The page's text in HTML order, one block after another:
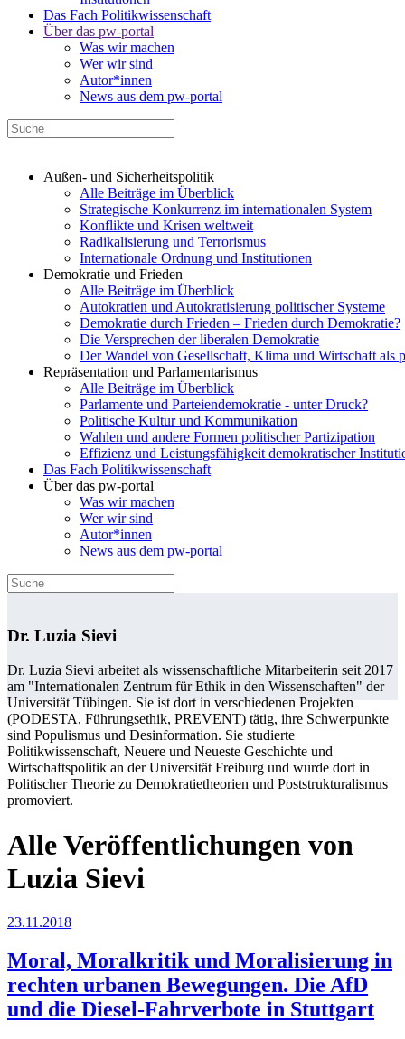
Das Fach Politikwissenschaft
Über das pw-portal
Was wir machen
Wer wir sind
Autor*innen
News aus dem pw-portal
Außen- und Sicherheitspolitik
Alle Beiträge im Überblick
Strategische Konkurrenz im internationalen System
Konflikte und Krisen weltweit
Radikalisierung und Terrorismus
Internationale Ordnung und Institutionen
Demokratie und Frieden
Alle Beiträge im Überblick
Autokratien und Autokratisierung politischer Systeme
Demokratie durch Frieden – Frieden durch Demokratie?
Die Versprechen der liberalen Demokratie
Der Wandel von Gesellschaft, Klima und Wirtschaft als
Repräsentation und Parlamentarismus
Alle Beiträge im Überblick
Parlamente und Parteiendemokratie - unter Druck?
Politische Kultur und Kommunikation
Wahlen und andere Formen politischer Partizipation
Effizienz und Leistungsfähigkeit demokratischer
Das Fach Politikwissenschaft
Über das pw-portal
Was wir machen
Wer wir sind
Autor*innen
News aus dem pw-portal
Dr. Luzia Sievi
Dr. Luzia Sievi arbeitet als wissenschaftliche Mitarbeiterin seit 2017
am "Internationalen Zentrum für Ethik in den Wissenschaften" der
Universität Tübingen. Sie ist dort in verschiedenen Projekten
(PODESTA, Führungsethik, PREVENT) tätig, ihre Schwerpunkte
sind Populismus und Desinformation. Sie studierte
Politikwissenschaft, Neuere und Neueste Geschichte und
Wirtschaftspolitik an der Universität Freiburg und wurde dort in
Politischer Theorie zu Demokratietheorien und Poststrukturalismus
promoviert.
Alle Veröffentlichungen von
Luzia Sievi
23.11.2018
Moral, Moralkritik und Moralisierung in
rechten urbanen Bewegungen. Die AfD
und die Diesel-Fahrverbote in Stuttgart